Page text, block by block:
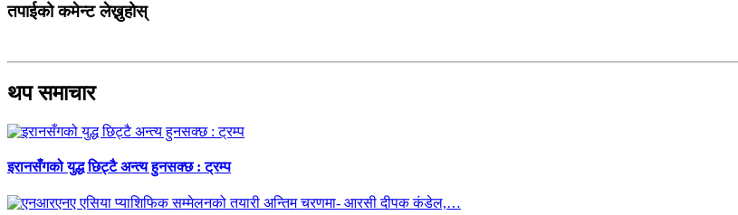
तपाईको कमेन्ट लेख्नुहोस्
थप समाचार
इरानसँगको युद्ध छिट्टै अन्त्य हुनसक्छ : ट्रम्प